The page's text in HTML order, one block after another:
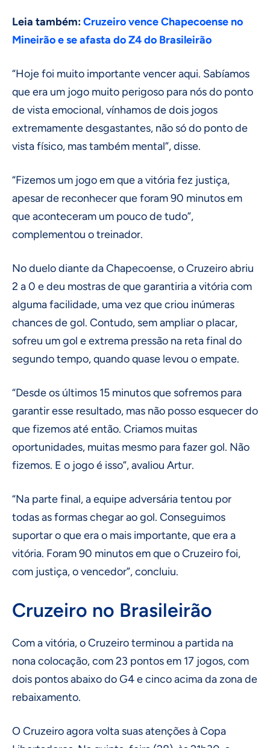
Leia também:Cruzeiro vence Chapecoense no
Mineirão e se afasta do Z4 do Brasileirão
“Hoje foi muito importante vencer aqui. Sabíamos
que era um jogo muito perigoso para nós do ponto
de vista emocional, vínhamos de dois jogos
extremamente desgastantes, não só do ponto de
vista físico, mas também mental”, disse.
“Fizemos um jogo em que a vitória fez justiça,
apesar de reconhecer que foram 90 minutos em
que aconteceram um pouco de tudo”,
complementou o treinador.
No duelo diante da Chapecoense, o Cruzeiro abriu
2 a 0 e deu mostras de que garantiria a vitória com
alguma facilidade, uma vez que criou inúmeras
chances de gol. Contudo, sem ampliar o placar,
sofreu um gol e extrema pressão na reta final do
segundo tempo, quando quase levou o empate.
“Desde os últimos 15 minutos que sofremos para
garantir esse resultado, mas não posso esquecer do
que fizemos até então. Criamos muitas
oportunidades, muitas mesmo para fazer gol. Não
fizemos. E o jogo é isso”, avaliou Artur.
“Na parte final, a equipe adversária tentou por
todas as formas chegar ao gol. Conseguimos
suportar o que era o mais importante, que era a
vitória. Foram 90 minutos em que o Cruzeiro foi,
com justiça, o vencedor”, concluiu.
Cruzeiro no Brasileirão
Com a vitória, o Cruzeiro terminou a partida na
nona colocação, com 23 pontos em 17 jogos, com
dois pontos abaixo do G4 e cinco acima da zona de
rebaixamento.
O Cruzeiro agora volta suas atenções à Copa